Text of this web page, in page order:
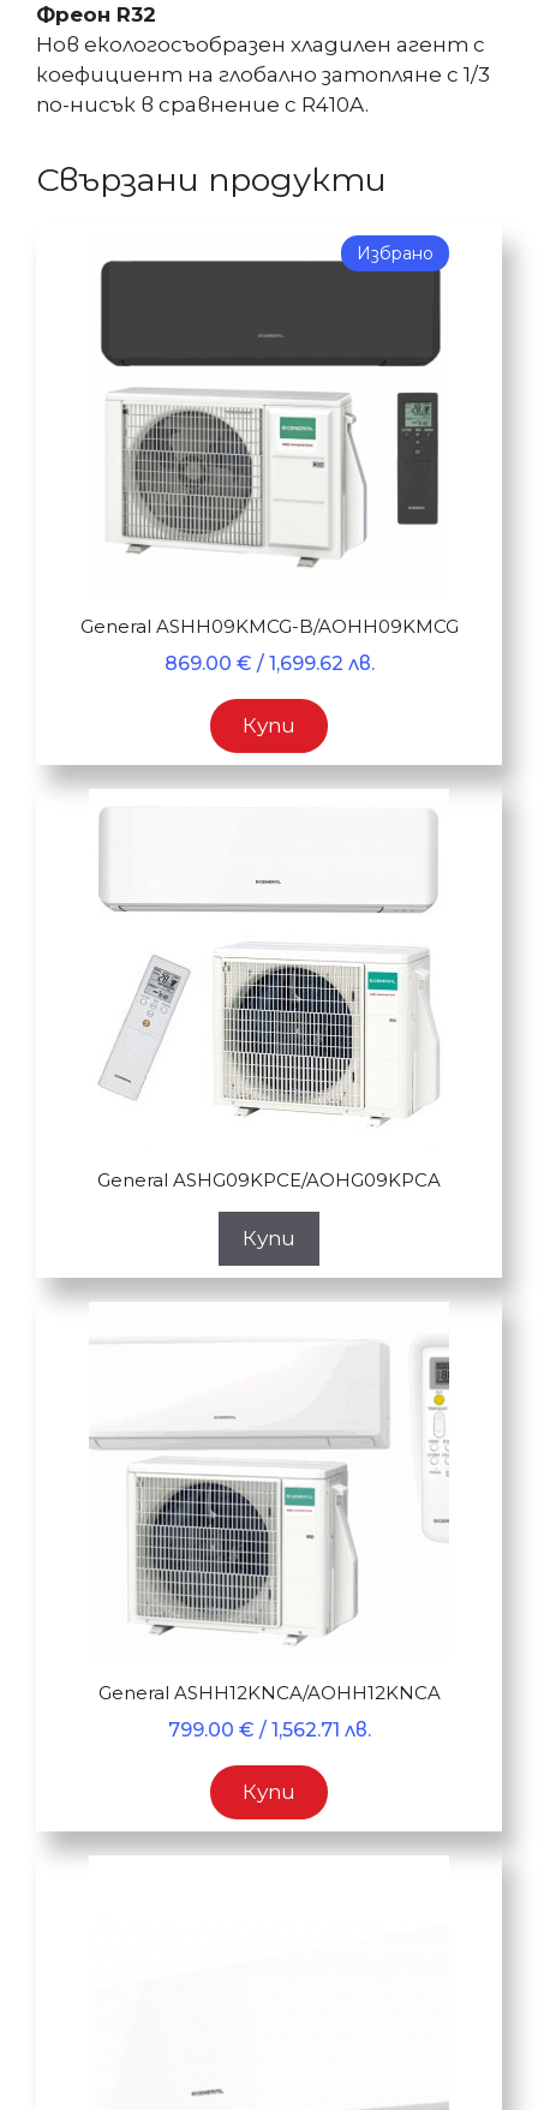
Фреон R32
Нов екологосъобразен хладилен агент с
коефициент на глобално затопляне с 1/3
по-нисък в сравнение с R410A.
Свързани продукти
Избрано
General ASHH09KMCG-B/AOHH09KMCG
869.00 € / 1,699.62 лв.
Купи
General ASHG09KPCE/AOHG09KPCA
Купи
General ASHH12KNCA/AOHH12KNCA
799.00 € / 1,562.71 лв.
Купи